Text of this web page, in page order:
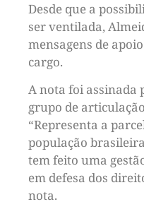
Desde que a
ser ventilada,
mensagens de
cargo.
A nota foi assinada
grupo de
“Representa a
população
tem feito uma
em defesa dos
nota.